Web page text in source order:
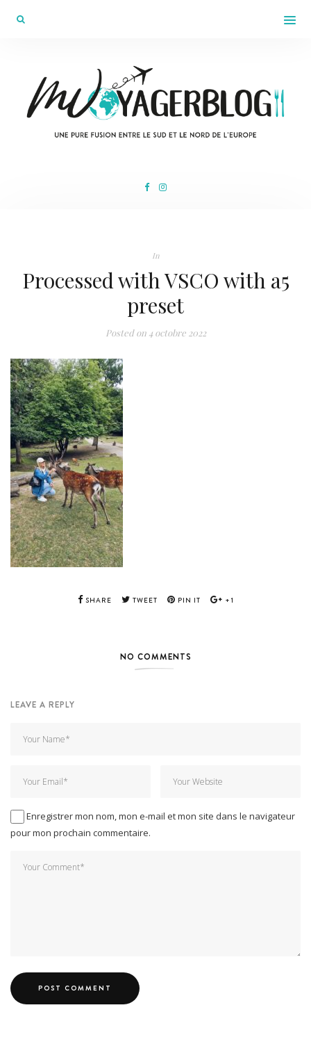
In
Processed with VSCO with a5
preset
Posted on4 octobre 2022
SHARE TWEET PIN IT +1
NO COMMENTS
LEAVE A REPLY
Enregistrer mon nom, mon e-mail et mon site dans le navigateur
pour mon prochain commentaire.